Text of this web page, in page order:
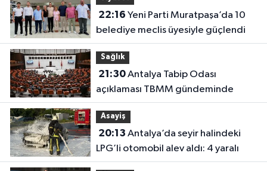
22:16
belediye meclis üyesiyle güçlendi
Sağlık
21:30Antalya Tabip Odası
açıklaması TBMM gündeminde
Asayiş
20:13
LPG’li otomobil alev aldı: 4 yaralı